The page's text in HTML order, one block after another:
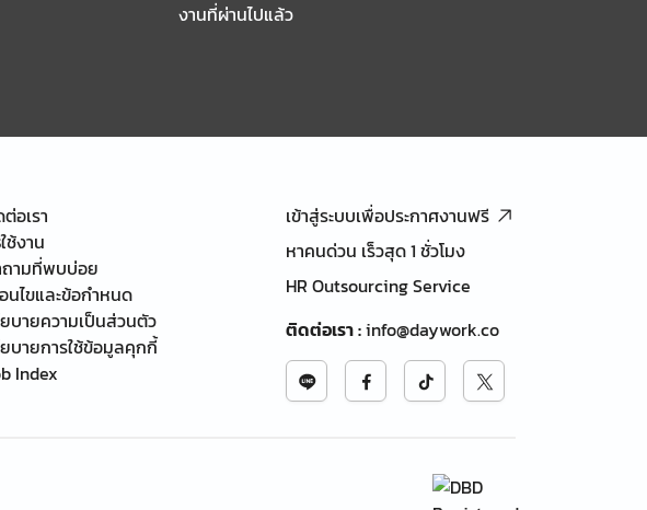
งานที่ผ่านไปแล้ว
อเรา
ช้งาน
ถามที่พบบ่อย
นไขและข้อกำหนด
บายความเป็นส่วนตัว
บายการใช้ข้อมูลคุกกี้
Index
เข้าสู่ระบบเพื่อประกาศงานฟรี
หาคนด่วน เร็วสุด 1 ชั่วโมง
HR Outsourcing Service
ติดต่อเรา:info@daywork.co